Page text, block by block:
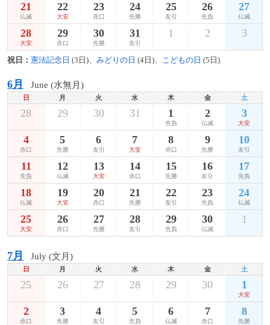
21
仏滅
22
大安
23
赤口
24
先勝
25
友引
26
先負
27
仏滅
28
大安
29
赤口
30
先勝
31
友引
1 2 3
祝日： 憲法記念日 (3日)、 みどりの日 (4日)、 こどもの日 (5日)
6月 June (水無月)
日 月 火 水 木 金 土
28 29 30 31 1
先負
2
仏滅
3
大安
4
赤口
5
先勝
6
友引
7
大安
8
赤口
9
先勝
10
友引
11
先負
12
仏滅
13
大安
14
赤口
15
先勝
16
友引
17
先負
18
仏滅
19
大安
20
赤口
21
先勝
22
友引
23
先負
24
仏滅
25
大安
26
赤口
27
先勝
28
友引
29
先負
30
仏滅
1
7月 July (文月)
日 月 火 水 木 金 土
25 26 27 28 29 30 1
大安
2
赤口
3
先勝
4
友引
5
先負
6
仏滅
7
赤口
8
先勝